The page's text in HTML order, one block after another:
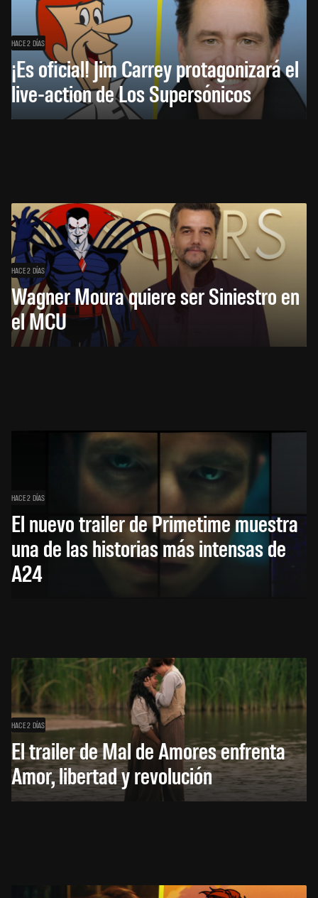
HACE 2 DÍAS
¡Es oficial! Jim Carrey protagonizará el
live-action de Los Supersónicos
HACE 2 DÍAS
Wagner Moura quiere ser Siniestro en
el MCU
HACE 2 DÍAS
El nuevo trailer de Primetime muestra
una de las historias más intensas de
A24
HACE 2 DÍAS
El trailer de Mal de Amores enfrenta
Amor, libertad y revolución